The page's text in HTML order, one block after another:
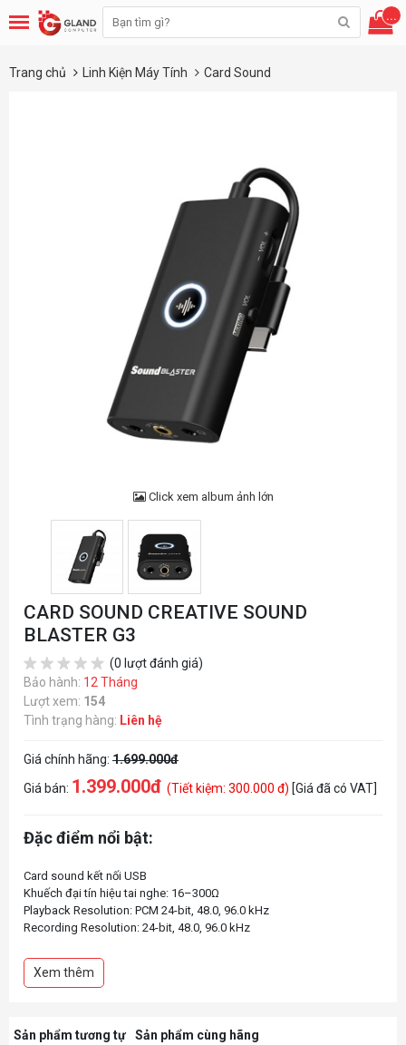
...
Trang chủ Linh Kiện Máy Tính Card Sound
Click xem album ảnh lớn
CARD SOUND CREATIVE SOUND
BLASTER G3
(0 lượt đánh giá)
Bảo hành: 12 Tháng
Lượt xem: 154
Tình trạng hàng: Liên hệ
Giá chính hãng: 1.699.000đ
Giá bán: 1.399.000đ (Tiết kiệm: 300.000 đ) [Giá đã có VAT]
Đặc điểm nổi bật:
Card sound kết nối USB
Khuếch đại tín hiệu tai nghe: 16–300Ω
Playback Resolution: PCM 24-bit, 48.0, 96.0 kHz
Recording Resolution: 24-bit, 48.0, 96.0 kHz
Xem thêm
Sản phẩm tương tự Sản phẩm cùng hãng